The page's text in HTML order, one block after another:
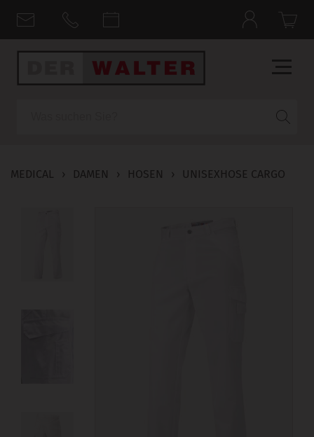
MEDICAL › DAMEN › HOSEN › UNISEXHOSE CARGO